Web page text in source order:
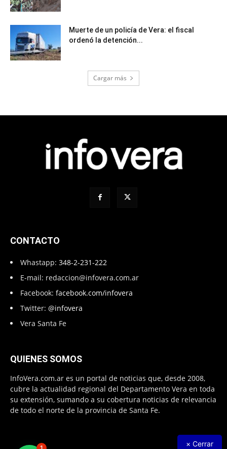
Muerte de un policía de Vera: el fiscal
ordenó la detención...
Cargar más
CONTACTO
Whastapp: 348-2-231-222
E-mail: redaccion@infovera.com.ar
Facebook: facebook.com/infovera
Twitter: @infovera
Vera Santa Fe
QUIENES SOMOS
InfoVera.com.ar es un portal de noticias que, desde 2008,
cubre la actualidad regional del Departamento Vera en toda
su extensión, sumando a su cobertura noticias de relevancia
de todo el norte de la provincia de Santa Fe.
× Cerrar